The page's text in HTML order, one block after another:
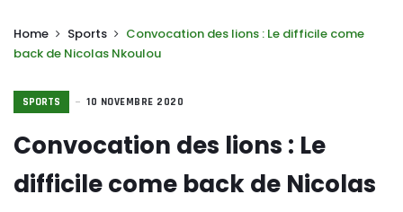
Home Sports
Convocation des lions : Le difficile come
back de Nicolas Nkoulou
SPORTS 10 NOVEMBRE 2020
Convocation des lions : Le
difficile come back de Nicolas